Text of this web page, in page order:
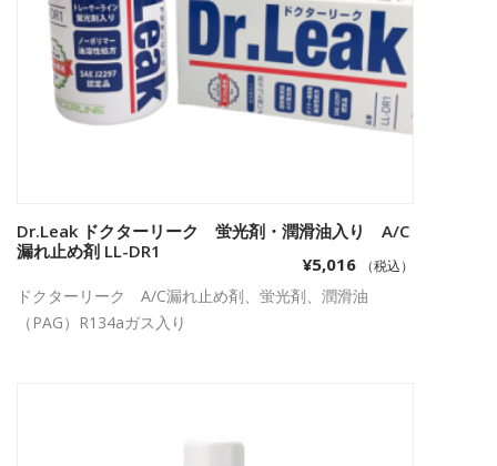
お買い物カゴに追加
Dr.Leak ドクターリーク 蛍光剤・潤滑油入り A/C
漏れ止め剤 LL-DR1
¥5,016 （税込）
ドクターリーク A/C漏れ止め剤、蛍光剤、潤滑油
（PAG）R134aガス入り